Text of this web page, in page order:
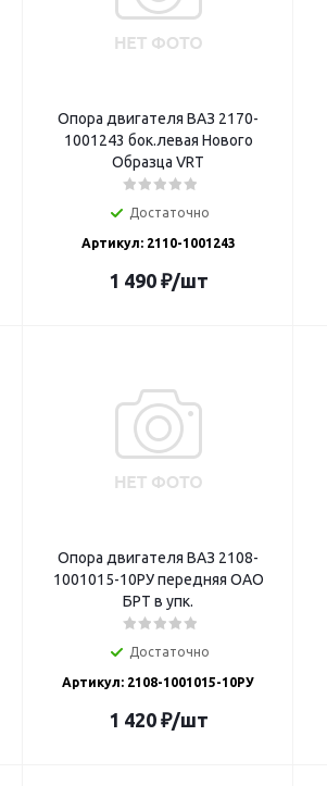
Опора двигателя ВАЗ 2170-
1001243 бок.левая Нового
Образца VRT
Достаточно
Артикул: 2110-1001243
1 490₽/шт
Опора двигателя ВАЗ 2108-
1001015-10РУ передняя ОАО
БРТ в упк.
Достаточно
Артикул: 2108-1001015-10РУ
1 420₽/шт